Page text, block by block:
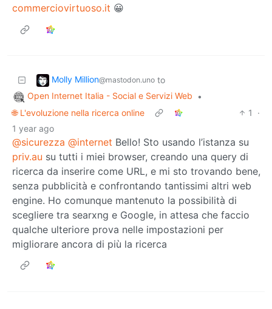
commerciovirtuoso.it 😀
Molly Million@mastodon.uno to
Open Internet Italia - Social e Servizi Web
•
🌐 L'evoluzione nella ricerca online
1
·
1 year ago
@sicurezza @internet Bello! Sto usando l’istanza su
priv.au su tutti i miei browser, creando una query di
ricerca da inserire come URL, e mi sto trovando bene,
senza pubblicità e confrontando tantissimi altri web
engine. Ho comunque mantenuto la possibilità di
scegliere tra searxng e Google, in attesa che faccio
qualche ulteriore prova nelle impostazioni per
migliorare ancora di più la ricerca